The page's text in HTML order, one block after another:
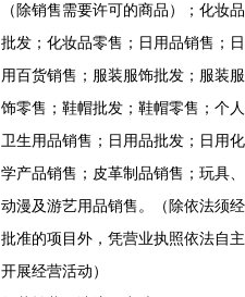
（除销售需要许可的商品）；化妆品
批发；化妆品零售；日用品销售；日
用百货销售；服装服饰批发；服装服
饰零售；鞋帽批发；鞋帽零售；个人
卫生用品销售；日用品批发；日用化
学产品销售；皮革制品销售；玩具、
动漫及游艺用品销售。（除依法须经
批准的项目外，凭营业执照依法自主
开展经营活动）